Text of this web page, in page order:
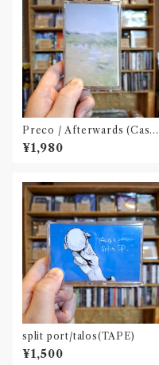
Preco / Afterwards (Casse
tte Tape)
¥1,980
split port/talos(TAPE)
¥1,500